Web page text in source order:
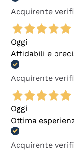
Acquirente
Oggi
Affidabili e
Acquirente
Oggi
Ottima
Acquirente